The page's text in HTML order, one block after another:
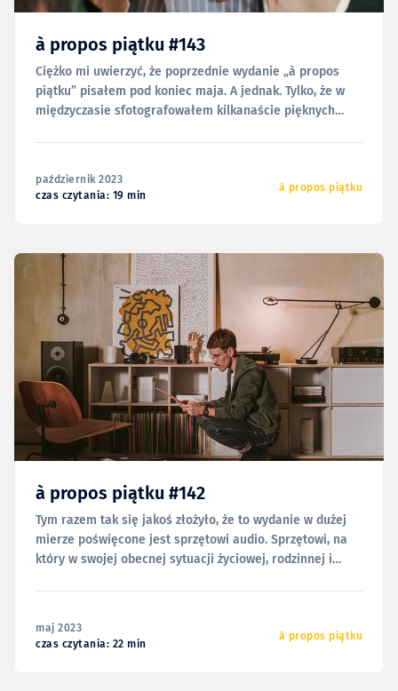
à propos piątku #143
Ciężko mi uwierzyć, że poprzednie wydanie „à propos
piątku” pisałem pod koniec maja. A jednak. Tylko, że w
międzyczasie sfotografowałem kilkanaście pięknych
fotograficzne na Islandii, kilka całodniowych warsztatów
październik 2023
czas czytania: 19 min
à propos piątku
à propos piątku #142
Tym razem tak się jakoś złożyło, że to wydanie w dużej
mierze poświęcone jest sprzętowi audio. Sprzętowi, na
który w swojej obecnej sytuacji życiowej, rodzinnej i
zebrać poniżej
maj 2023
czas czytania: 22 min
à propos piątku